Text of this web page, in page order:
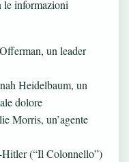
le informazioni
un leader
Heidelbaum, un
dolore
Morris, un’agente
(“Il Colonnello”)